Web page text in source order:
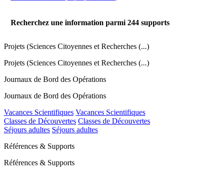
Recherchez une information parmi 244 supports
Projets (Sciences Citoyennes et Recherches (...)
Projets (Sciences Citoyennes et Recherches (...)
Journaux de Bord des Opérations
Journaux de Bord des Opérations
Vacances Scientifiques Vacances Scientifiques
Classes de Découvertes Classes de Découvertes
Séjours adultes Séjours adultes
Références & Supports
Références & Supports